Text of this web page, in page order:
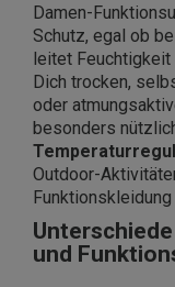
Damen-
Schutz, egal ob
leitet
Dich trocken,
oder
besonders
Outdoor-
und